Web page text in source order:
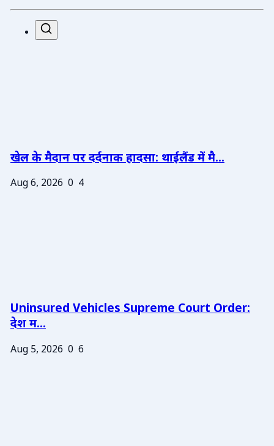
खेल के मैदान पर दर्दनाक हादसा: थाईलैंड में मै...
Aug 6, 2026 0 4
Uninsured Vehicles Supreme Court Order:
देश म...
Aug 5, 2026 0 6